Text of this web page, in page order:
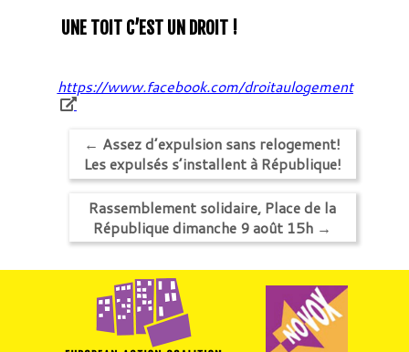
UNE TOIT C’EST UN DROIT !
https://www.facebook.com/droitaulogement
← Assez d’expulsion sans relogement!
Les expulsés s’installent à République!
Rassemblement solidaire, Place de la
République dimanche 9 août 15h →